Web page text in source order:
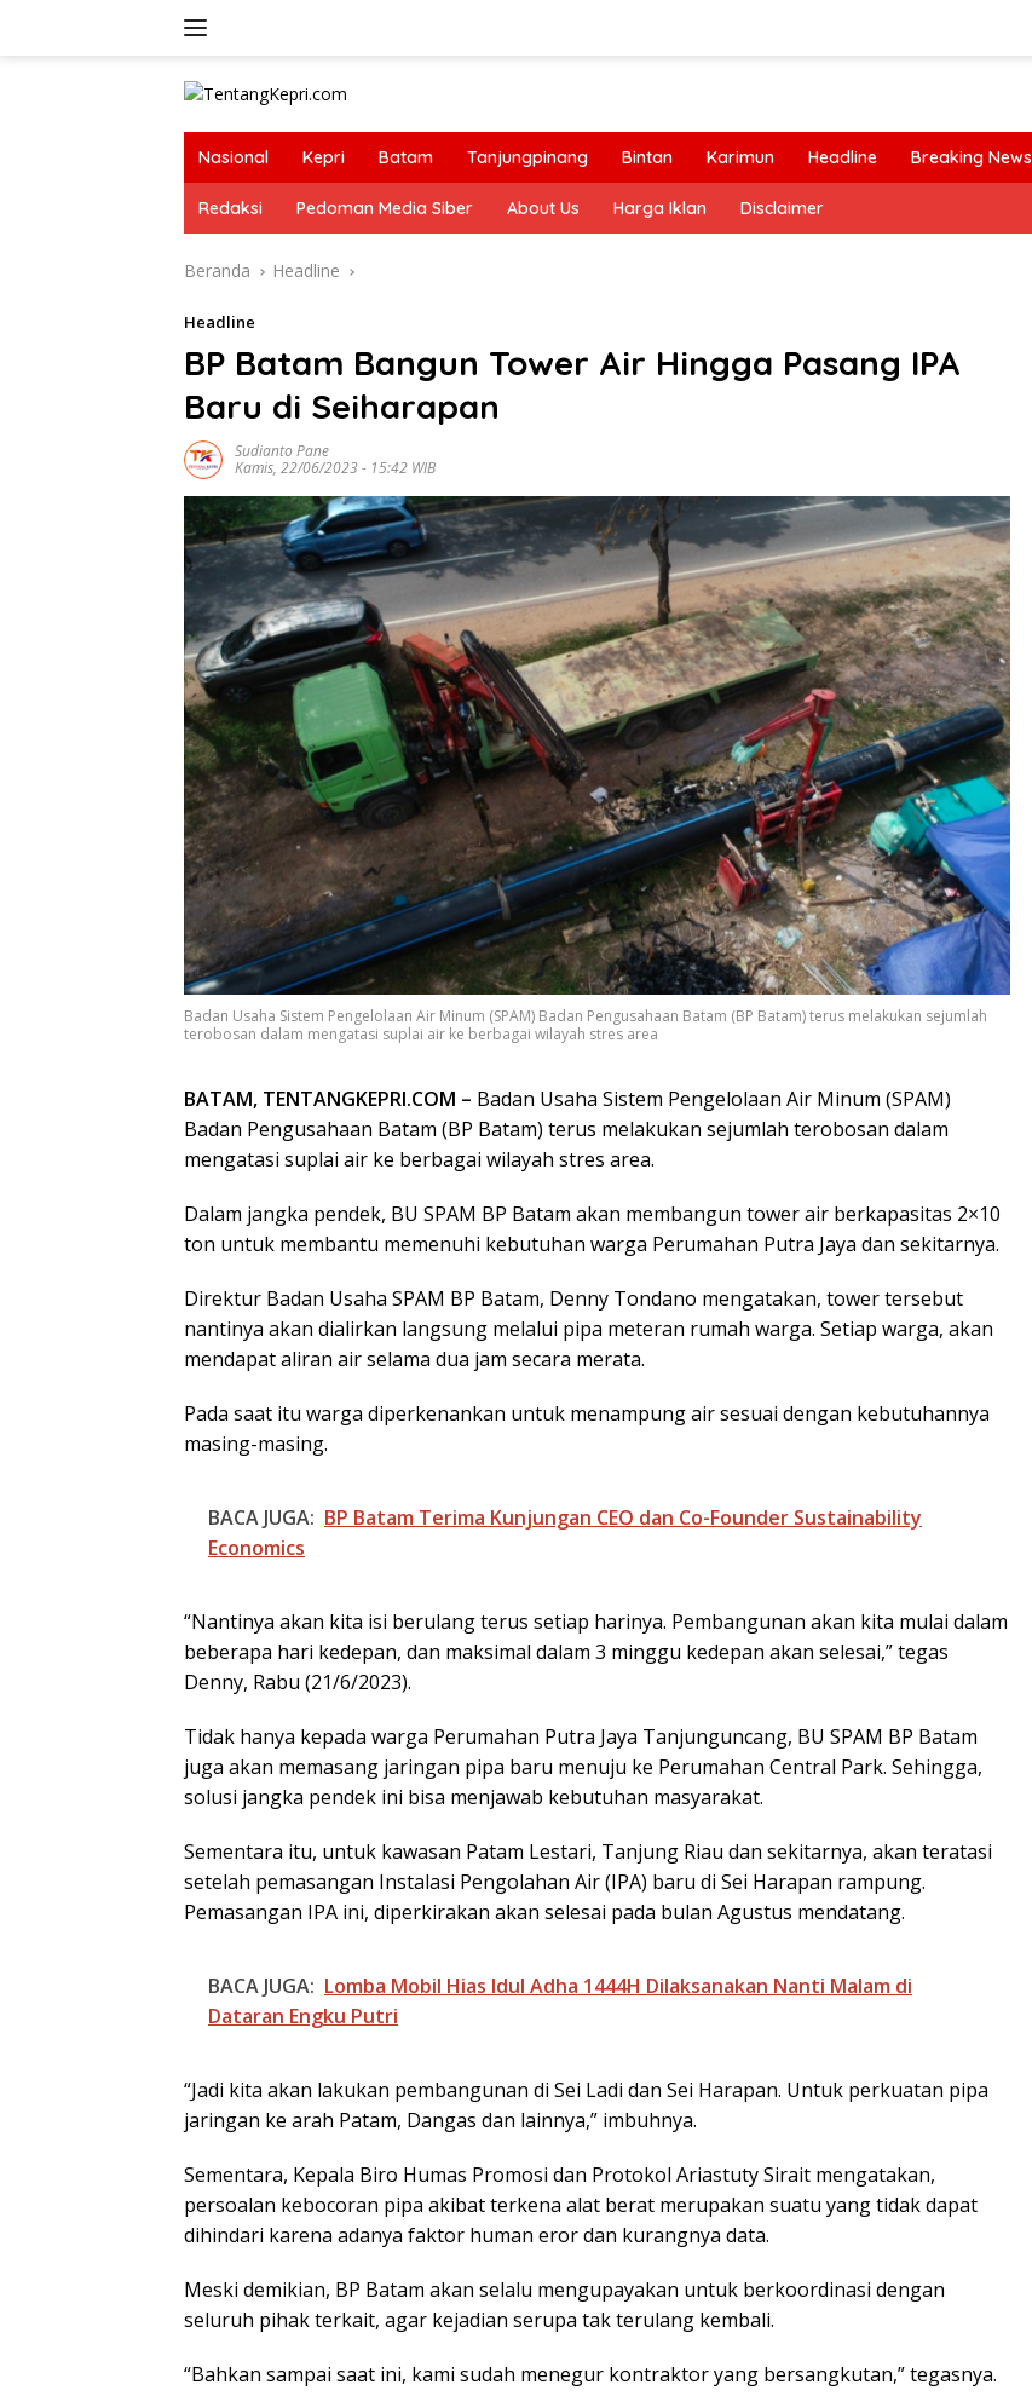
Nasional Kepri Batam Tanjungpinang Bintan Karimun Headline Breaking News
Redaksi Pedoman Media Siber About Us Harga Iklan Disclaimer
Beranda Headline
Headline
BP Batam Bangun Tower Air Hingga Pasang IPA
Baru di Seiharapan
Sudianto Pane
Kamis, 22/06/2023 - 15:42 WIB
Badan Usaha Sistem Pengelolaan Air Minum (SPAM) Badan Pengusahaan Batam (BP Batam) terus melakukan sejumlah
terobosan dalam mengatasi suplai air ke berbagai wilayah stres area
BATAM, TENTANGKEPRI.COM – Badan Usaha Sistem Pengelolaan Air Minum (SPAM)
Badan Pengusahaan Batam (BP Batam) terus melakukan sejumlah terobosan dalam
mengatasi suplai air ke berbagai wilayah stres area.
Dalam jangka pendek, BU SPAM BP Batam akan membangun tower air berkapasitas 2×10
ton untuk membantu memenuhi kebutuhan warga Perumahan Putra Jaya dan sekitarnya.
Direktur Badan Usaha SPAM BP Batam, Denny Tondano mengatakan, tower tersebut
nantinya akan dialirkan langsung melalui pipa meteran rumah warga. Setiap warga, akan
mendapat aliran air selama dua jam secara merata.
Pada saat itu warga diperkenankan untuk menampung air sesuai dengan kebutuhannya
masing-masing.
BACA JUGA: BP Batam Terima Kunjungan CEO dan Co-Founder Sustainability
Economics
“Nantinya akan kita isi berulang terus setiap harinya. Pembangunan akan kita mulai dalam
beberapa hari kedepan, dan maksimal dalam 3 minggu kedepan akan selesai,” tegas
Denny, Rabu (21/6/2023).
Tidak hanya kepada warga Perumahan Putra Jaya Tanjunguncang, BU SPAM BP Batam
juga akan memasang jaringan pipa baru menuju ke Perumahan Central Park. Sehingga,
solusi jangka pendek ini bisa menjawab kebutuhan masyarakat.
Sementara itu, untuk kawasan Patam Lestari, Tanjung Riau dan sekitarnya, akan teratasi
setelah pemasangan Instalasi Pengolahan Air (IPA) baru di Sei Harapan rampung.
Pemasangan IPA ini, diperkirakan akan selesai pada bulan Agustus mendatang.
BACA JUGA: Lomba Mobil Hias Idul Adha 1444H Dilaksanakan Nanti Malam di
Dataran Engku Putri
“Jadi kita akan lakukan pembangunan di Sei Ladi dan Sei Harapan. Untuk perkuatan pipa
jaringan ke arah Patam, Dangas dan lainnya,” imbuhnya.
Sementara, Kepala Biro Humas Promosi dan Protokol Ariastuty Sirait mengatakan,
persoalan kebocoran pipa akibat terkena alat berat merupakan suatu yang tidak dapat
dihindari karena adanya faktor human eror dan kurangnya data.
Meski demikian, BP Batam akan selalu mengupayakan untuk berkoordinasi dengan
seluruh pihak terkait, agar kejadian serupa tak terulang kembali.
“Bahkan sampai saat ini, kami sudah menegur kontraktor yang bersangkutan,” tegasnya.